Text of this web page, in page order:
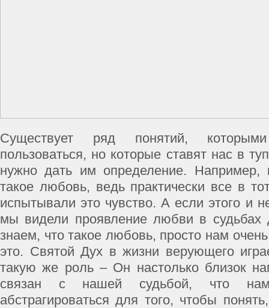
Существует ряд понятий,
пользоваться, но которые ставят нас в
нужно дать им определение. Например,
такое любовь, ведь практически все в
испытывали это чувство. А если этого и
мы видели проявление любви в
знаем, что такое любовь, просто нам
это. Святой Дух в жизни верующего
такую же роль – Он настолько близок
связан с нашей судьбой, что
абстрагироваться для того, чтобы